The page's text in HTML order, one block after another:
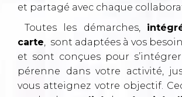
et partagé avec chaque
Toutes les démarches,
carte, sont adaptées à vos
et sont conçues pour
pérenne dans votre activité,
vous atteignez votre objectif.